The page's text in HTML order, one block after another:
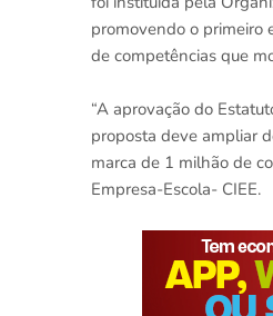
promovendo o primeiro
de competências que
“A aprovação do
proposta deve ampliar
marca de 1 milhão de
Empresa-Escola- CIEE.